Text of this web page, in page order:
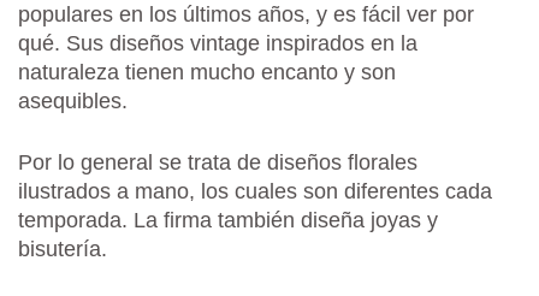
populares en los últimos años, y es fácil ver por
qué. Sus diseños vintage inspirados en la
naturaleza tienen mucho encanto y son
asequibles.
Por lo general se trata de diseños florales
ilustrados a mano, los cuales son diferentes cada
temporada. La firma también diseña joyas y
bisutería.